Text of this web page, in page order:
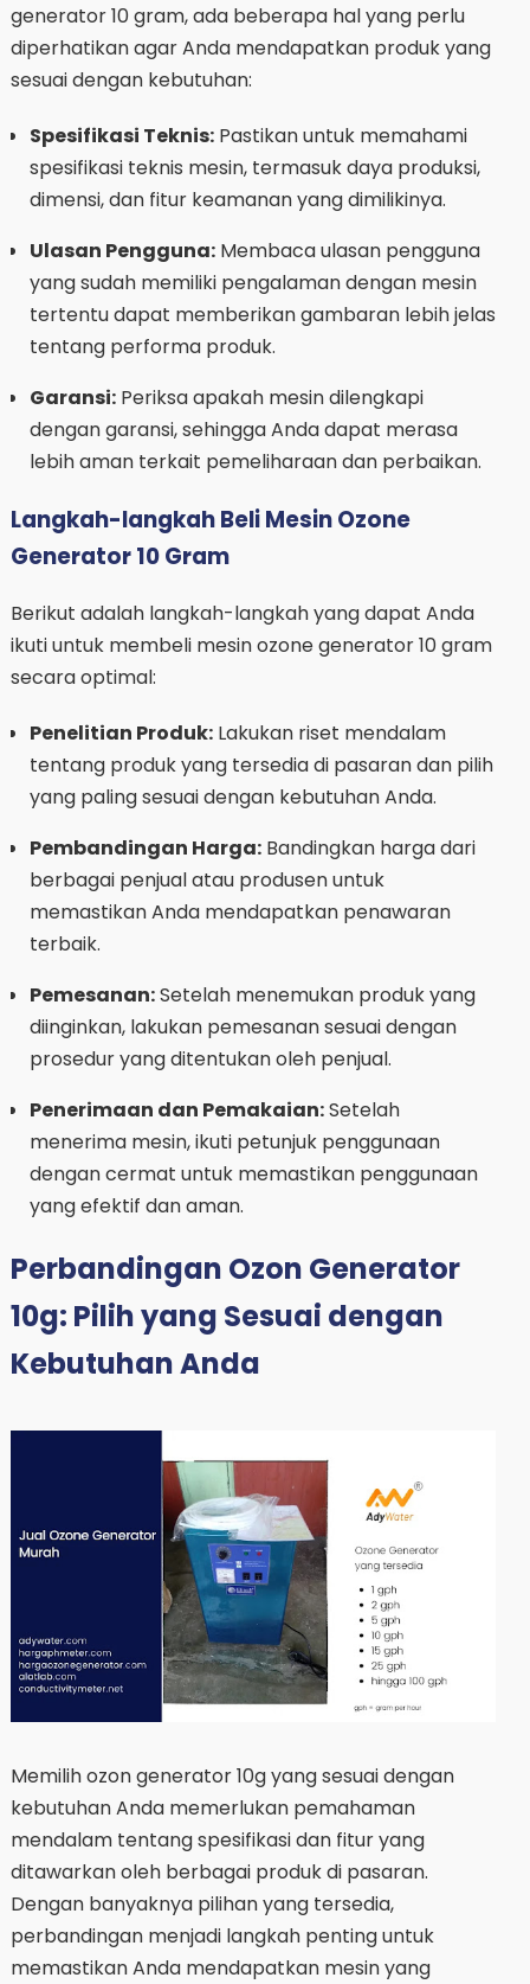
generator 10 gram, ada beberapa hal yang perlu
diperhatikan agar Anda mendapatkan produk yang
sesuai dengan kebutuhan:
Spesifikasi Teknis:Pastikan untuk memahami
spesifikasi teknis mesin, termasuk daya produksi,
dimensi, dan fitur keamanan yang dimilikinya.
Ulasan Pengguna:Membaca ulasan pengguna
yang sudah memiliki pengalaman dengan mesin
tertentu dapat memberikan gambaran lebih jelas
tentang performa produk.
Garansi:Periksa apakah mesin dilengkapi
dengan garansi, sehingga Anda dapat merasa
lebih aman terkait pemeliharaan dan perbaikan.
Langkah-langkah Beli Mesin Ozone
Generator 10 Gram
Berikut adalah langkah-langkah yang dapat Anda
ikuti untuk membeli mesin ozone generator 10 gram
secara optimal:
Penelitian Produk:Lakukan riset mendalam
tentang produk yang tersedia di pasaran dan pilih
yang paling sesuai dengan kebutuhan Anda.
Pembandingan Harga:Bandingkan harga dari
berbagai penjual atau produsen untuk
memastikan Anda mendapatkan penawaran
terbaik.
Pemesanan:Setelah menemukan produk yang
diinginkan, lakukan pemesanan sesuai dengan
prosedur yang ditentukan oleh penjual.
Penerimaan dan Pemakaian:Setelah
menerima mesin, ikuti petunjuk penggunaan
dengan cermat untuk memastikan penggunaan
yang efektif dan aman.
Perbandingan Ozon Generator
10g: Pilih yang Sesuai dengan
Kebutuhan Anda
Memilih ozon generator 10g yang sesuai dengan
kebutuhan Anda memerlukan pemahaman
mendalam tentang spesifikasi dan fitur yang
ditawarkan oleh berbagai produk di pasaran.
Dengan banyaknya pilihan yang tersedia,
perbandingan menjadi langkah penting untuk
memastikan Anda mendapatkan mesin yang